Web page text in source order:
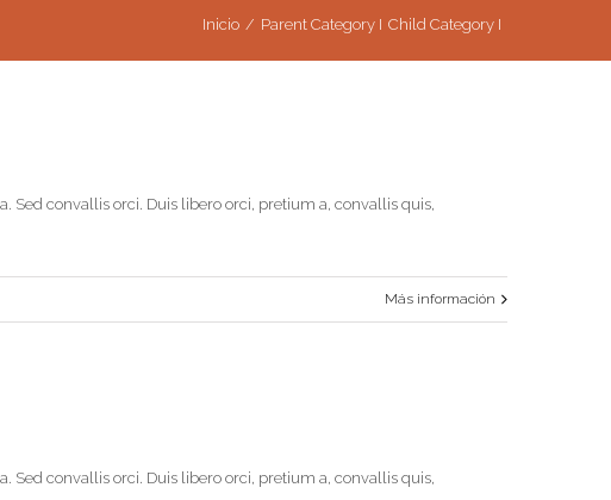
Inicio Parent Category I Child Category I
convallis orci. Duis libero orci, pretium a, convallis quis,
Más información
convallis orci. Duis libero orci, pretium a, convallis quis,